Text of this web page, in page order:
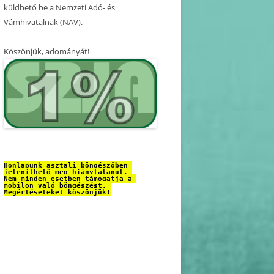
küldhető be a Nemzeti Adó- és
Vámhivatalnak (NAV).
Köszönjük, adományát!
Honlapunk asztali böngészőben
jeleníthető meg hiánytalanul.
Nem minden esetben támogatja a
mobilon való böngészést.
Megértéseteket köszönjük!